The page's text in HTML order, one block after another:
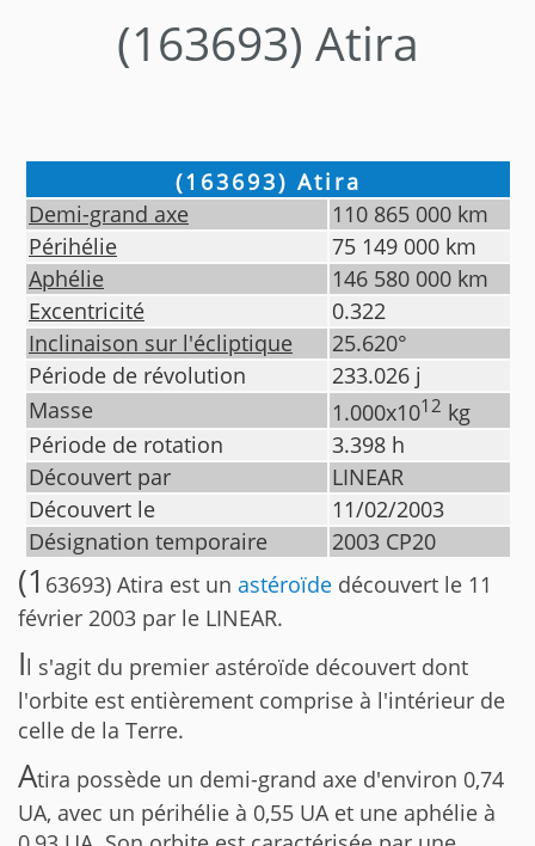
(163693) Atira
(163693) Atira
Demi-grand axe
110 865 000 km
Périhélie
75 149 000 km
Aphélie
146 580 000 km
Excentricité
0.322
Inclinaison sur l'écliptique
25.620°
Période de révolution
233.026 j
Masse
1.000x1012 kg
Période de rotation
3.398 h
Découvert par
LINEAR
Découvert le
11/02/2003
Désignation temporaire
2003 CP20
(1 63693) Atira est un astéroïde découvert le 11
février 2003 par le LINEAR.
Il s'agit du premier astéroïde découvert dont
l'orbite est entièrement comprise à l'intérieur de
celle de la Terre.
Atira possède un demi-grand axe d'environ 0,74
UA, avec un périhélie à 0,55 UA et une aphélie à